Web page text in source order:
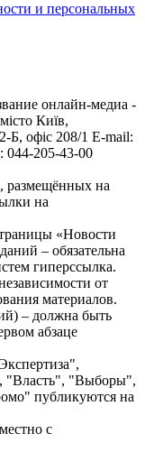
и персональных
онлайн-медиа -
Київ,
офіс 208/1 E-mail:
044-205-43-00
размещённых на
на
«Новости
– обязательна
гиперссылка.
от
материалов.
– должна быть
абзаце
"Власть", "Выборы",
публикуются на
с